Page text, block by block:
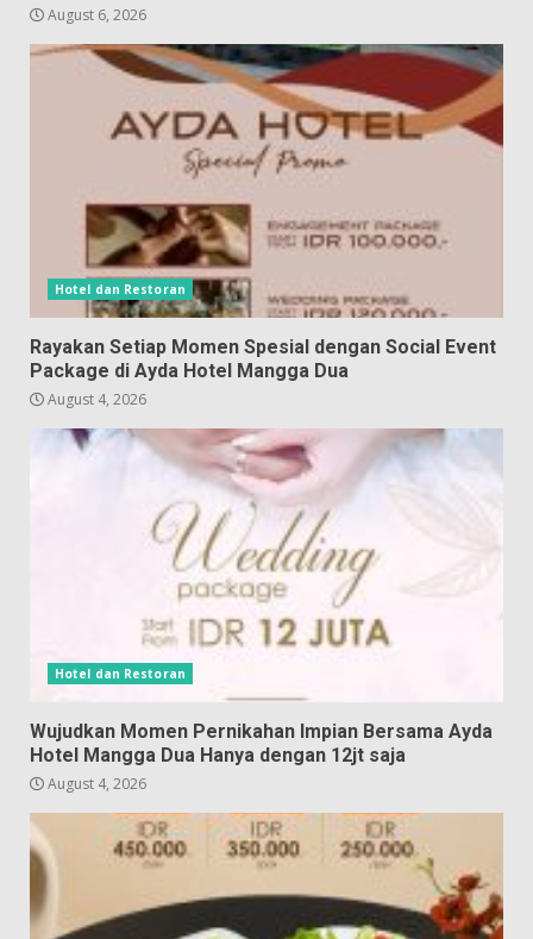
August 6, 2026
Hotel dan Restoran
Rayakan Setiap Momen Spesial dengan Social Event
Package di Ayda Hotel Mangga Dua
August 4, 2026
Hotel dan Restoran
Wujudkan Momen Pernikahan Impian Bersama Ayda
Hotel Mangga Dua Hanya dengan 12jt saja
August 4, 2026